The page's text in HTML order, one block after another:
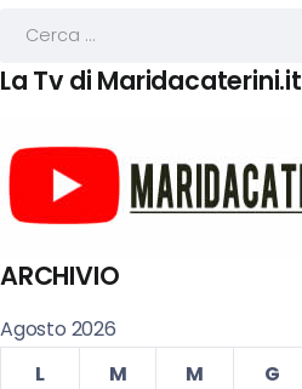
La Tv di Maridacaterini.it
ARCHIVIO
Agosto 2026
L
M M G